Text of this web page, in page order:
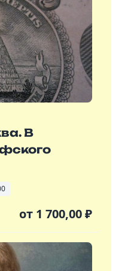
В
от 1 700,00₽